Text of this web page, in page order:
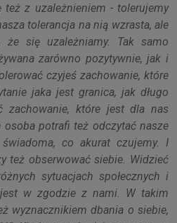
też z uzależnieniem - tolerujemy
tolerancja na nią wzrasta, ale
się uzależniamy. Tak samo
zarówno pozytywnie, jak i
czyjeś zachowanie, które
jaka jest granica, jak długo
zachowanie, które jest dla nas
osoba potrafi też odczytać nasze
co akurat czujemy. I
też obserwować siebie. Widzieć
sytuacjach społecznych i
w zgodzie z nami. W takim
wyznacznikiem dbania o siebie,